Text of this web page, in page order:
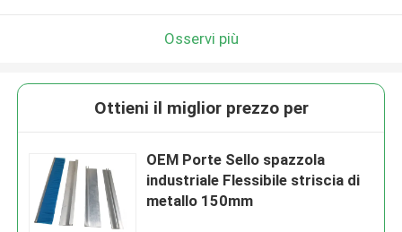
Osservi più
Ottieni il miglior prezzo per
OEM Porte Sello spazzola
industriale Flessibile striscia di
metallo 150mm